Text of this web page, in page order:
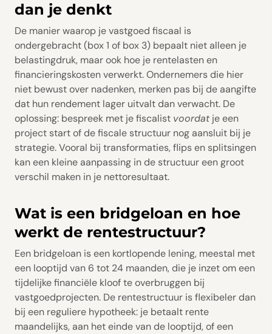
dan je denkt
De manier waarop je vastgoed fiscaal is
ondergebracht (box 1 of box 3) bepaalt niet alleen je
belastingdruk, maar ook hoe je rentelasten en
financieringskosten verwerkt. Ondernemers die hier
niet bewust over nadenken, merken pas bij de aangifte
dat hun rendement lager uitvalt dan verwacht. De
oplossing: bespreek met je fiscalist voordatje een
project start of de fiscale structuur nog aansluit bij je
strategie. Vooral bij transformaties, flips en splitsingen
kan een kleine aanpassing in de structuur een groot
verschil maken in je nettoresultaat.
Wat is een bridgeloan en hoe
werkt de rentestructuur?
Een bridgeloan is een kortlopende lening, meestal met
een looptijd van 6 tot 24 maanden, die je inzet om een
tijdelijke financiële kloof te overbruggen bij
vastgoedprojecten. De rentestructuur is flexibeler dan
bij een reguliere hypotheek: je betaalt rente
maandelijks, aan het einde van de looptijd, of een